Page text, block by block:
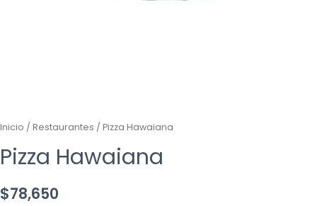
Inicio / Restaurantes / Pizza Hawaiana
Pizza Hawaiana
$78,650